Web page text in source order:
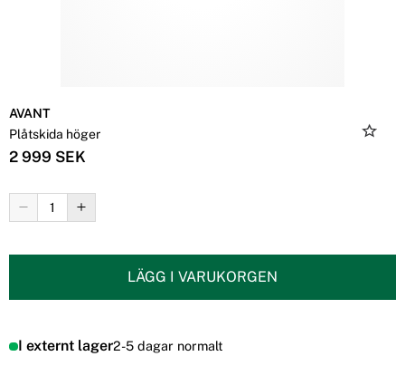
AVANT
Plåtskida höger
2 999 SEK
LÄGG I VARUKORGEN
I externt lager2-5 dagar normalt